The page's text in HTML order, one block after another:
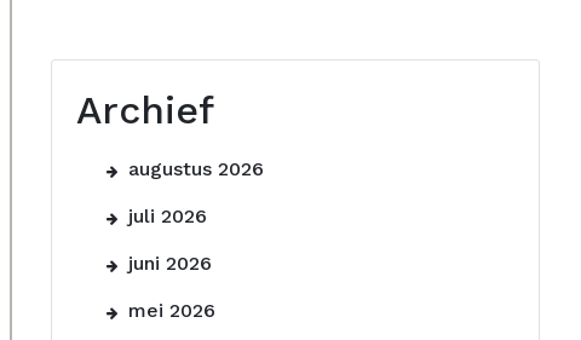
Archief
augustus 2026
juli 2026
juni 2026
mei 2026